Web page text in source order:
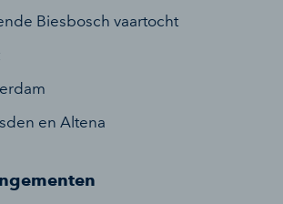
Biesbosch vaartocht
en Altena